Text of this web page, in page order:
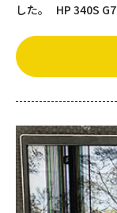
した。 HP 340S